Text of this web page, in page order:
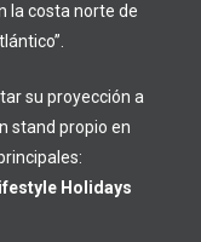
la costa norte de
su proyección a
stand propio en
Holidays